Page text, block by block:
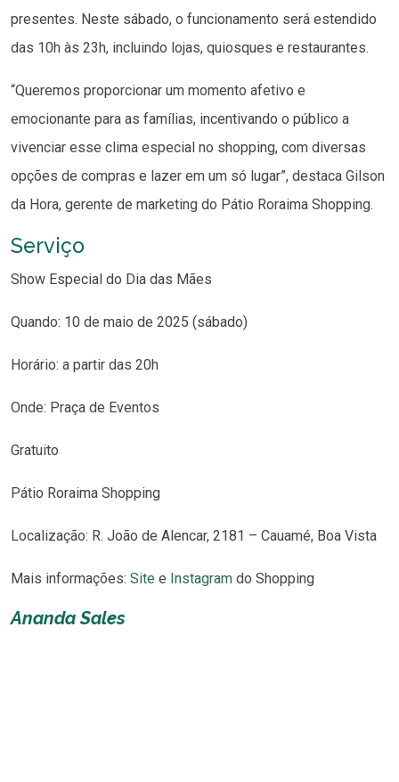
presentes. Neste sábado, o funcionamento será estendido
das 10h às 23h, incluindo lojas, quiosques e restaurantes.
“Queremos proporcionar um momento afetivo e
emocionante para as famílias, incentivando o público a
vivenciar esse clima especial no shopping, com diversas
opções de compras e lazer em um só lugar”, destaca Gilson
da Hora, gerente de marketing do Pátio Roraima Shopping.
Serviço
Show Especial do Dia das Mães
Quando: 10 de maio de 2025 (sábado)
Horário: a partir das 20h
Onde: Praça de Eventos
Gratuito
Pátio Roraima Shopping
Localização: R. João de Alencar, 2181 – Cauamé, Boa Vista
Mais informações: Site e Instagram do Shopping
Ananda Sales